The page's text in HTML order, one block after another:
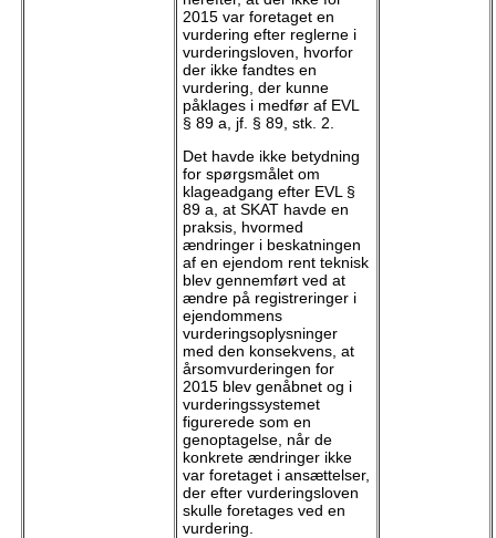
2015 var foretaget en
vurdering efter reglerne i
vurderingsloven, hvorfor
der ikke fandtes en
vurdering, der kunne
påklages i medfør af EVL
§ 89 a, jf. § 89, stk. 2.
Det havde ikke betydning
for spørgsmålet om
klageadgang efter EVL §
89 a, at SKAT havde en
praksis, hvormed
ændringer i beskatningen
af en ejendom rent teknisk
blev gennemført ved at
ændre på registreringer i
ejendommens
vurderingsoplysninger
med den konsekvens, at
årsomvurderingen for
2015 blev genåbnet og i
vurderingssystemet
figurerede som en
genoptagelse, når de
konkrete ændringer ikke
var foretaget i ansættelser,
der efter vurderingsloven
skulle foretages ved en
vurdering.